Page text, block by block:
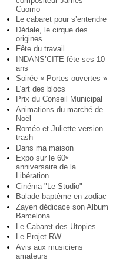
Cuomo
Le cabaret pour s’entendre
Dédale, le cirque des
origines
Fête du travail
INDANS’CITE fête ses 10
ans
Soirée « Portes ouvertes »
L’art des blocs
Prix du Conseil Municipal
Animations du marché de
Noël
Roméo et Juliette version
trash
Dans ma maison
Expo sur le 60e
anniversaire de la
Libération
Cinéma "Le Studio"
Balade-baptême en zodiac
Zayen dédicace son Album
Barcelona
Le Cabaret des Utopies
Le Projet RW
Avis aux musiciens
amateurs